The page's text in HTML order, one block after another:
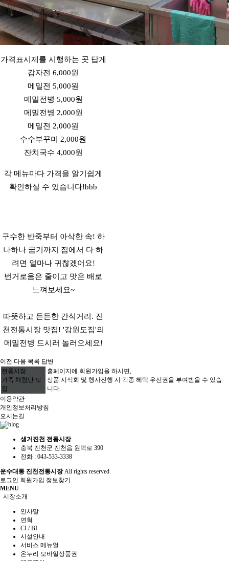
가격표시제를 시행하는 곳 답게
감자전 6,000원
메밀전 5,000원
메밀전병 5,000원
메밀전병 2,000원
메밀전 2,000원
수수부꾸미 2,000원
잔치국수 4,000원
각 메뉴마다 가격을 알기쉽게
확인하실 수 있습니다!bbb
구수한 반죽부터 아삭한 속! 하
나하나 굽기까지 집에서 다 하
려면 얼마나 귀찮겠어요!
번거로움은 줄이고 맛은 배로
느껴보세요~
따뜻하고 든든한 간식거리. 진
천전통시장 맛집! '강원도집'의
메밀전병 드시러 놀러오세요!
이전 다음 목록 답변
전통시장
가족 체험단 모
집
홈페이지에 회원가입을 하시면,
상품 시식회 및 행사진행 시 각종 혜택 우선권을 부여받을 수 있습
니다.
이용약관
개인정보처리방침
오시는길
생거진천 전통시장
충북 진천군 진천읍 원덕로 390
전화 : 043-533-3338
운수대통 진천전통시장All rights reserved.
로그인 회원가입 정보찾기
MENU
시장소개
인사말
연혁
CI / BI
시설안내
서비스 메뉴얼
온누리 모바일상품권